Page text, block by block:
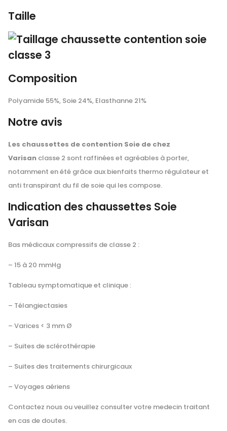
Taille
Composition
Polyamide 55%, Soie 24%, Elasthanne 21%
Notre avis
Les chaussettes de contention Soie de chez
Varisan classe 2 sont raffinées et agréables à porter,
notamment en été grâce aux bienfaits thermo régulateur et
anti transpirant du fil de soie qui les compose.
Indication des chaussettes Soie
Varisan
Bas médicaux compressifs de classe 2 :
– 15 à 20 mmHg
Tableau symptomatique et clinique :
– Télangiectasies
– Varices < 3 mm Ø
– Suites de sclérothérapie
– Suites des traitements chirurgicaux
– Voyages aériens
Contactez nous ou veuillez consulter votre medecin traitant
en cas de doutes.